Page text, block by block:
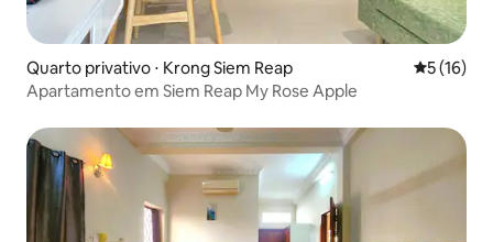
Quarto privativo ⋅ Krong Siem Reap 5 de uma
5 (16)
Apartamento em Siem Reap My Rose Apple